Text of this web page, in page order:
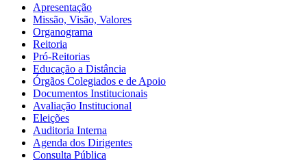
Apresentação
Missão, Visão, Valores
Organograma
Reitoria
Pró-Reitorias
Educação a Distância
Órgãos Colegiados e de Apoio
Documentos Institucionais
Avaliação Institucional
Eleições
Auditoria Interna
Agenda dos Dirigentes
Consulta Pública